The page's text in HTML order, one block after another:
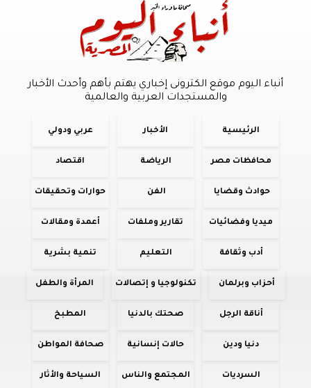
أنباء اليوم موقع الكترونى إخباري يهتم بأهم وأحدث الأخبار
والمستجدات العربية والعالمية
الرئيسية الأخبار عربي ودولي
محافظات مصر الرياضة اقتصاد
حوادث وقضايا الفن حوارات وتحقيقات
ميديا وفضائيات تقارير وملفات أعمدة ومقالات
أدب وثقافة التعليم تنمية بشرية
أحزاب وبرلمان تكنولوجيا و إتصالات المرأة والطفل
أناقة الرجل صحتك بالدنيا المطبخ
دنيا ودين حالات إنسانية صحافة المواطن
السرديات المجتمع والناس السياحة والأثار